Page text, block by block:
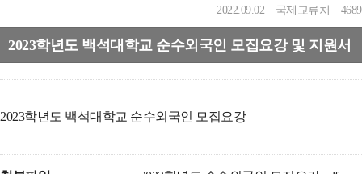
2022.09.02 국제교류처 4689
2023학년도 백석대학교 순수외국인 모집요강 및 지원서
2023학년도 백석대학교 순수외국인 모집요강